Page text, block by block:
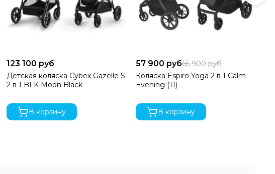
123 100 руб
Детская коляска Cybex Gazelle S
2 в 1 BLK Moon Black
В корзину
57 900 руб65 900 руб
Коляска Espiro Yoga 2 в 1 Calm
Evening (11)
В корзину